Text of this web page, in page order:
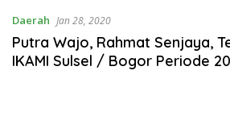
Daerah Jan 28, 2020
Putra Wajo, Rahmat Senjaya,
IKAMI Sulsel / Bogor Periode